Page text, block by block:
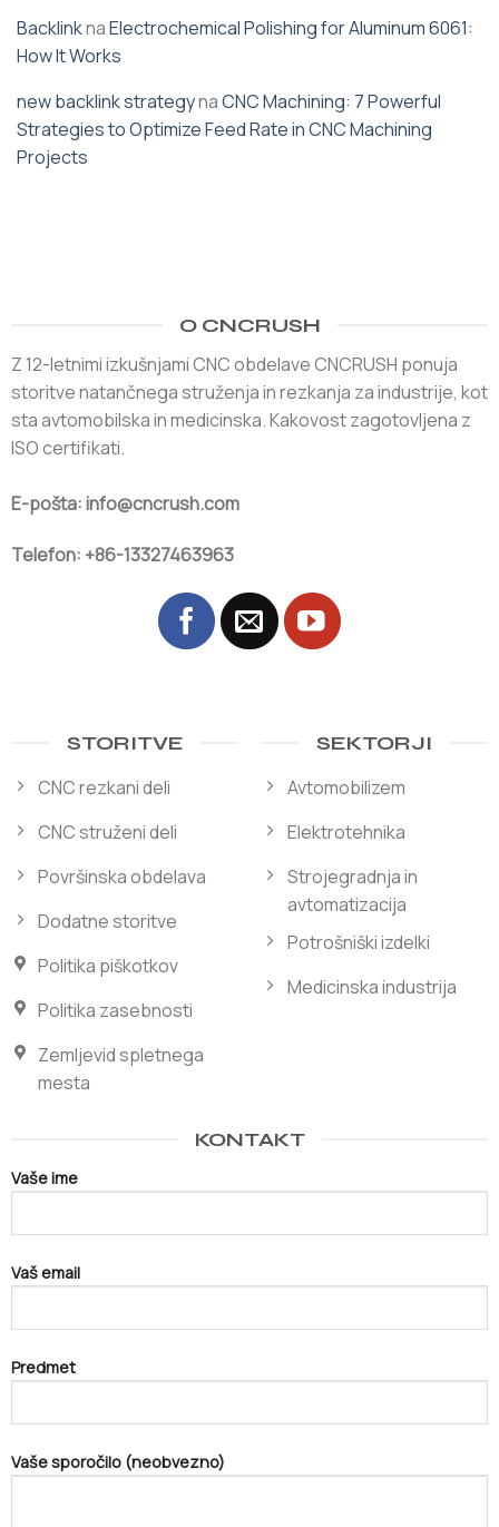
BacklinknaElectrochemical Polishing for Aluminum 6061:
How It Works
new backlink strategynaCNC Machining: 7 Powerful
Strategies to Optimize Feed Rate in CNC Machining
Projects
O CNCRUSH
Z 12-letnimi izkušnjami CNC obdelave CNCRUSH ponuja
storitve natančnega struženja in rezkanja za industrije, kot
sta avtomobilska in medicinska. Kakovost zagotovljena z
ISO certifikati.
E-pošta: info@cncrush.com
Telefon: +86-13327463963
STORITVE
CNC rezkani deli
CNC struženi deli
Površinska obdelava
Dodatne storitve
Politika piškotkov
Politika zasebnosti
Zemljevid spletnega
mesta
SEKTORJI
Avtomobilizem
Elektrotehnika
Strojegradnja in
avtomatizacija
Potrošniški izdelki
Medicinska industrija
KONTAKT
Vaše ime
Vaš email
Predmet
Vaše sporočilo (neobvezno)